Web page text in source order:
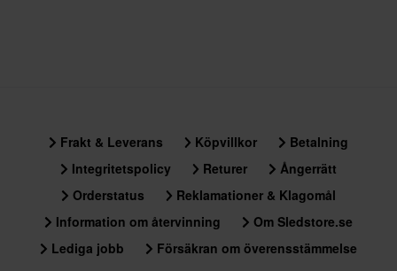
Frakt & Leverans Köpvillkor
Betalning
Integritetspolicy
Returer
Ångerrätt
Orderstatus
Reklamationer & Klagomål
Information om återvinning
Om Sledstore.se
Lediga jobb
Försäkran om överensstämmelse